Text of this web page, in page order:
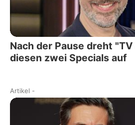
Nach der Pause dreht
diesen zwei Specials auf
Artikel -